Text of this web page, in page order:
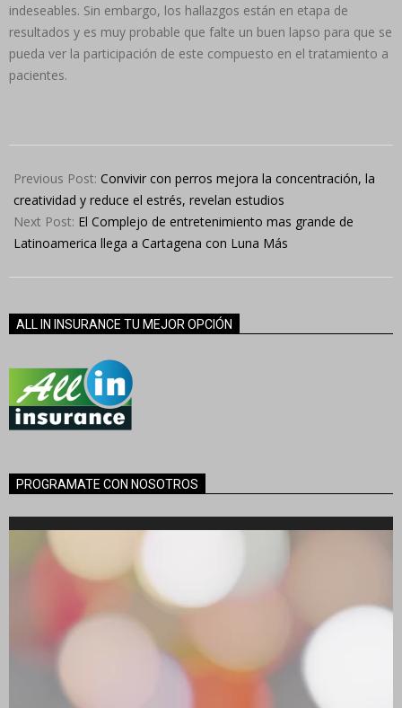
indeseables. Sin embargo, los hallazgos están en etapa de
resultados y es muy probable que falte un buen lapso para que se
pueda ver la participación de este compuesto en el tratamiento a
pacientes.
03-
19
Previous Post: Convivir con perros mejora la concentración, la
creatividad y reduce el estrés, revelan estudios
Next Post: El Complejo de entretenimiento mas grande de
Latinoamerica llega a Cartagena con Luna Más
ALL IN INSURANCE TU MEJOR OPCIÓN
PROGRAMATE CON NOSOTROS
Reproductor